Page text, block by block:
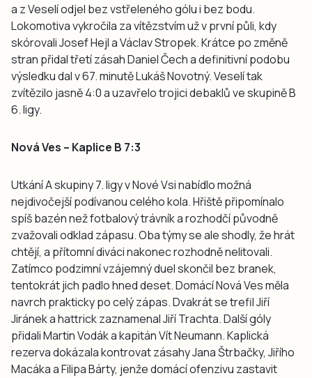
a z Veselí odjel bez vstřeleného gólu i bez bodu.
Lokomotiva vykročila za vítězstvím už v první půli, kdy
skórovali Josef Hejl a Václav Stropek. Krátce po změně
stran přidal třetí zásah Daniel Čech a definitivní podobu
výsledku dal v 67. minutě Lukáš Novotný. Veselí tak
zvítězilo jasně 4:0 a uzavřelo trojici debaklů ve skupině B
6. ligy.
Nová Ves – Kaplice B 7:3
Utkání A skupiny 7. ligy v Nové Vsi nabídlo možná
nejdivočejší podívanou celého kola. Hřiště připomínalo
spíš bazén než fotbalový trávník a rozhodčí původně
zvažovali odklad zápasu. Oba týmy se ale shodly, že hrát
chtějí, a přítomní diváci nakonec rozhodně nelitovali.
Zatímco podzimní vzájemný duel skončil bez branek,
tentokrát jich padlo hned deset. Domácí Nová Ves měla
navrch prakticky po celý zápas. Dvakrát se trefil Jiří
Jiránek a hattrick zaznamenal Jiří Trachta. Další góly
přidali Martin Vodák a kapitán Vít Neumann. Kaplická
rezerva dokázala kontrovat zásahy Jana Štrbačky, Jiřího
Macáka a Filipa Bárty, jenže domácí ofenzivu zastavit